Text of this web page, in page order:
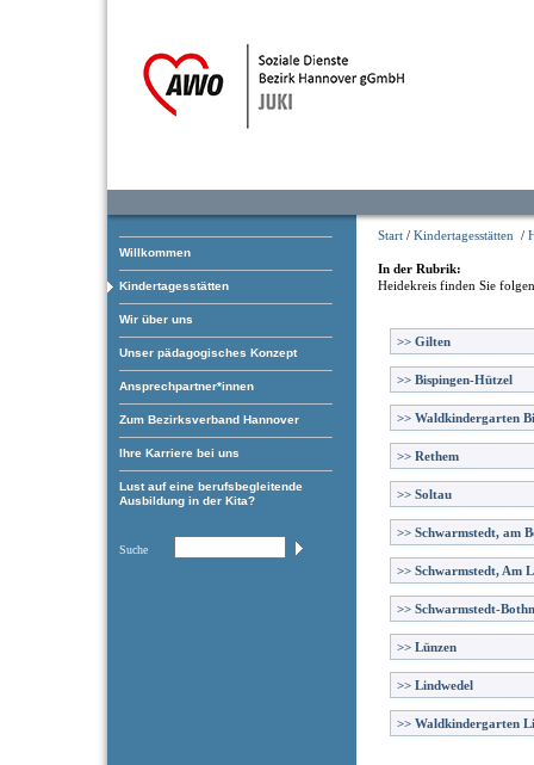
Willkommen
Kindertagesstätten
Wir über uns
Unser pädagogisches Konzept
Ansprechpartner*innen
Zum Bezirksverband Hannover
Ihre Karriere bei uns
Lust auf eine berufsbegleitende
Ausbildung in der Kita?
Suche
Start / Kindertagesstätten /
In der Rubrik:
Heidekreis finden Sie
>> Gilten
>> Bispingen-Hützel
>> Waldkindergarten
>> Rethem
>> Soltau
>> Schwarmstedt, am
>> Schwarmstedt, Am
>> Schwarmstedt-
>> Lünzen
>> Lindwedel
>> Waldkindergarten